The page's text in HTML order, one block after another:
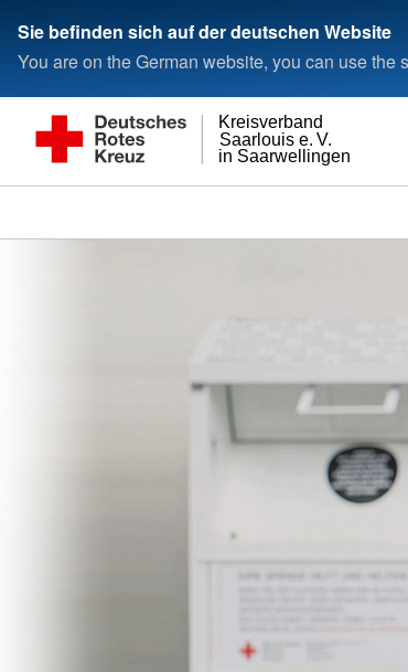
Sie befinden sich auf der deutschen Website
You are on the German website, you can use
in Saarwellingen
Saarlouis e. V.
Kreisverband